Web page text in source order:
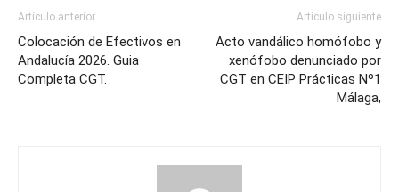
Artículo anterior
Colocación de Efectivos en
Andalucía 2026. Guia
Completa CGT.
Artículo siguiente
Acto vandálico homófobo y
xenófobo denunciado por
CGT en CEIP Prácticas Nº1
Málaga,